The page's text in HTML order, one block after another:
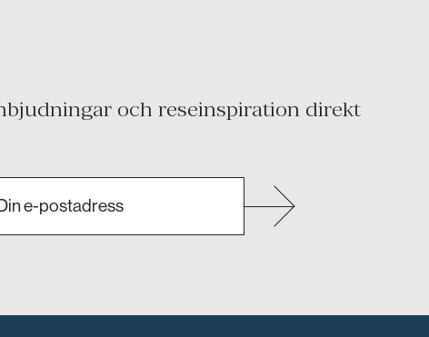
och reseinspiration direkt